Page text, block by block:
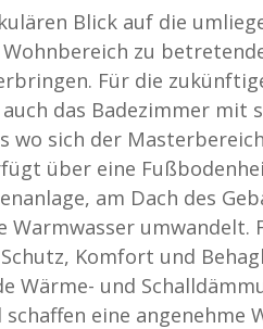
Blick auf die
zu
Für die
das Badezimmer mit
wo sich der
über eine
am Dach des
Warmwasser
Komfort und
Wärme- und
schaffen eine angenehme